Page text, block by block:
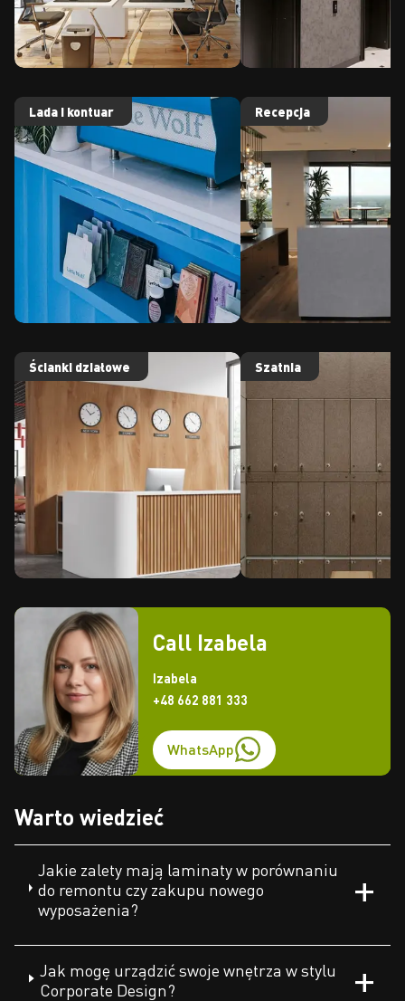
Lada i kontuar Recepcja
Ścianki działowe Szatnia
Call Izabela
Izabela
+48 662 881 333
WhatsApp
Warto wiedzieć
Jakie zalety mają laminaty w porównaniu
do remontu czy zakupu nowego
wyposażenia?
Jak mogę urządzić swoje wnętrza w stylu
Corporate Design?